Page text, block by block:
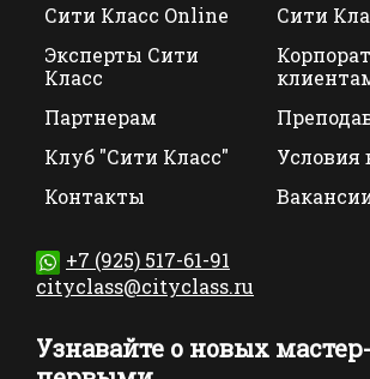
Сити Класс Online
Сити
Эксперты Сити
Класс
Партнерам
Клуб "Сити Класс"
Условия
Контакты
+7 (925) 517-61-91
cityclass@cityclass.ru
Узнавайте о новых